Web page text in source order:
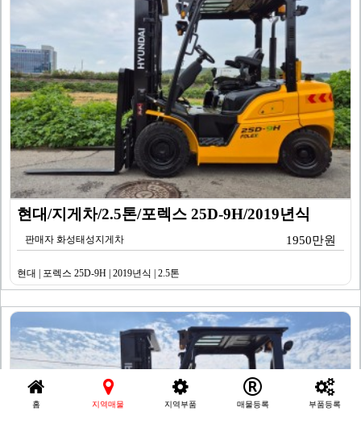
현대/지게차/2.5톤/포렉스 25D-9H/2019년식
판매자 화성태성지게차 1950만원
현대 | 포렉스 25D-9H | 2019년식 | 2.5톤
홈 지역매물 지역부품 매물등록 부품등록